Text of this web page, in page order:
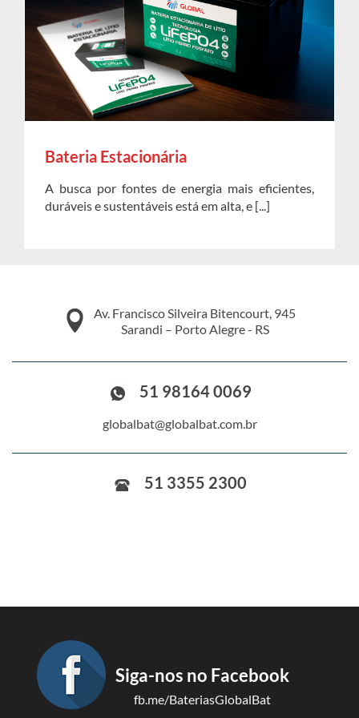
Bateria Estacionária
A busca por fontes de energia mais eficientes,
duráveis e sustentáveis está em alta, e [...]
Av. Francisco Silveira Bitencourt, 945
Sarandi – Porto Alegre - RS
51 98164 0069
globalbat@globalbat.com.br
51 3355 2300
Siga-nos no Facebook
fb.me/BateriasGlobalBat